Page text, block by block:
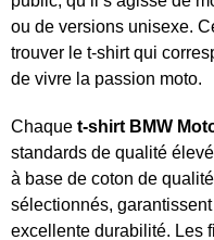
ou de versions unisexe.
trouver le t-shirt qui
de vivre la passion moto.
Chaque t-shirt BMW
standards de qualité
à base de coton de
sélectionnés,
excellente durabilité. Les